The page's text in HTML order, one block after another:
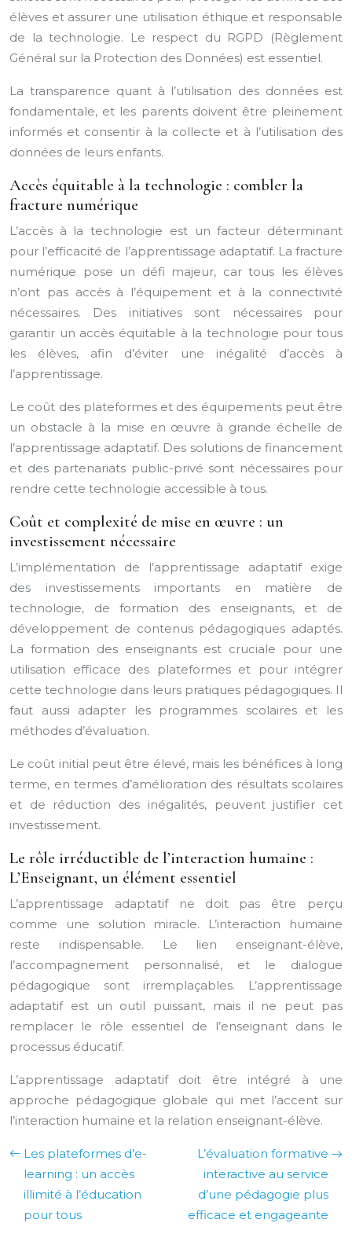
élèves et assurer une utilisation éthique et responsable
de la technologie. Le respect du RGPD (Règlement
Général sur la Protection des Données) est essentiel.
La transparence quant à l’utilisation des données est
fondamentale, et les parents doivent être pleinement
informés et consentir à la collecte et à l’utilisation des
données de leurs enfants.
Accès équitable à la technologie : combler la
fracture numérique
L’accès à la technologie est un facteur déterminant
pour l’efficacité de l’apprentissage adaptatif. La fracture
numérique pose un défi majeur, car tous les élèves
n’ont pas accès à l’équipement et à la connectivité
nécessaires. Des initiatives sont nécessaires pour
garantir un accès équitable à la technologie pour tous
les élèves, afin d’éviter une inégalité d’accès à
l’apprentissage.
Le coût des plateformes et des équipements peut être
un obstacle à la mise en œuvre à grande échelle de
l’apprentissage adaptatif. Des solutions de financement
et des partenariats public-privé sont nécessaires pour
rendre cette technologie accessible à tous.
Coût et complexité de mise en œuvre : un
investissement nécessaire
L’implémentation de l’apprentissage adaptatif exige
des investissements importants en matière de
technologie, de formation des enseignants, et de
développement de contenus pédagogiques adaptés.
La formation des enseignants est cruciale pour une
utilisation efficace des plateformes et pour intégrer
cette technologie dans leurs pratiques pédagogiques. Il
faut aussi adapter les programmes scolaires et les
méthodes d’évaluation.
Le coût initial peut être élevé, mais les bénéfices à long
terme, en termes d’amélioration des résultats scolaires
et de réduction des inégalités, peuvent justifier cet
investissement.
Le rôle irréductible de l’interaction humaine :
L’Enseignant, un élément essentiel
L’apprentissage adaptatif ne doit pas être perçu
comme une solution miracle. L’interaction humaine
reste indispensable. Le lien enseignant-élève,
l’accompagnement personnalisé, et le dialogue
pédagogique sont irremplaçables. L’apprentissage
adaptatif est un outil puissant, mais il ne peut pas
remplacer le rôle essentiel de l’enseignant dans le
processus éducatif.
L’apprentissage adaptatif doit être intégré à une
approche pédagogique globale qui met l’accent sur
l’interaction humaine et la relation enseignant-élève.
Les plateformes d’e-
learning : un accès
illimité à l’éducation
pour tous
L’évaluation formative
interactive au service
d’une pédagogie plus
efficace et engageante